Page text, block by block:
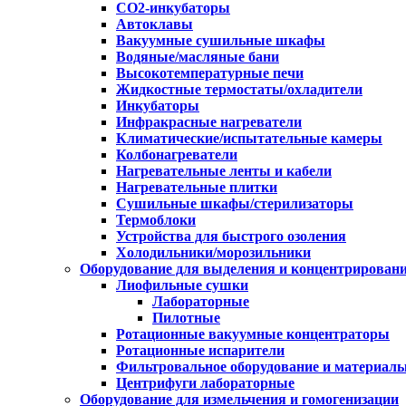
CO2-инкубаторы
Автоклавы
Вакуумные сушильные шкафы
Водяные/масляные бани
Высокотемпературные печи
Жидкостные термостаты/охладители
Инкубаторы
Инфракрасные нагреватели
Климатические/испытательные камеры
Колбонагреватели
Нагревательные ленты и кабели
Нагревательные плитки
Сушильные шкафы/стерилизаторы
Термоблоки
Устройства для быстрого озоления
Холодильники/морозильники
Оборудование для выделения и
Лиофильные сушки
Лабораторные
Пилотные
Ротационные вакуумные концентраторы
Ротационные испарители
Фильтровальное оборудование и
Центрифуги лабораторные
Оборудование для измельчения и гомогенизации